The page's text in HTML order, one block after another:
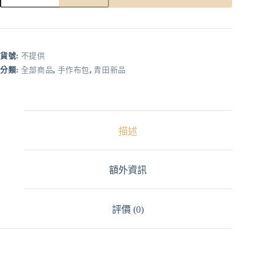
r
n
a
貨號: 不提供
分類: 全部商品, 手作布包,青田新品
描述
額外資訊
評價 (0)